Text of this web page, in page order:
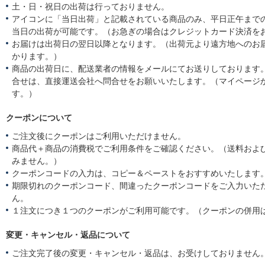
土・日・祝日の出荷は行っておりません。
アイコンに「当日出荷」と記載されている商品のみ、平日正午まで
当日の出荷が可能です。（お急ぎの場合はクレジットカード決済を
お届けは出荷日の翌日以降となります。（出荷元より遠方地へのお
かります。）
商品の出荷日に、配送業者の情報をメールにてお送りしております
合せは、直接運送会社へ問合せをお願いいたします。（マイページ
す。）
クーポンについて
ご注文後にクーポンはご利用いただけません。
商品代＋商品の消費税でご利用条件をご確認ください。（送料およ
みません。）
クーポンコードの入力は、コピー＆ペーストをおすすめいたします
期限切れのクーポンコード、間違ったクーポンコードをご入力いた
ん。
１注文につき１つのクーポンがご利用可能です。（クーポンの併用
変更・キャンセル・返品について
ご注文完了後の変更・キャンセル・返品は、お受けしておりません